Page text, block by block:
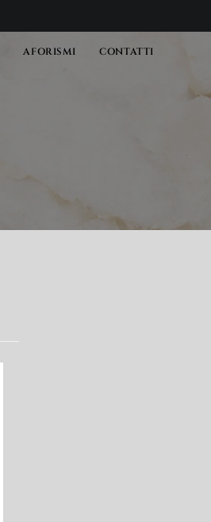
AFORISMI CONTATTI